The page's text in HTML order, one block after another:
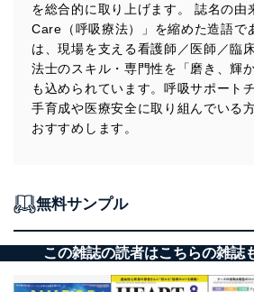
【連載＆お知らせ】
●Respica People
歩歩是道場
横浜市立市民病院 山口嘉一
●読者モニター大募集！
●投稿
訪問看護師による吹き戻しを用いた非監視下呼
訪問看護ステーション広畑こまつ 石田智恵子
第6回
新しいRSTへ
独立行政法人国立病院機構 大阪南医療センタ
●Report
第20回 日本クリティカルケア看護学会学術集会
第46回 日本呼吸療法医学会学術集会
を総合的に取り上げます。 誌名の
Care（呼吸療法）」を縮めた造語で
は、現場を支える看護師／医師／臨
法士のスキル・専門性を「磨き、輝
も込められています。呼吸サポート
手育成や医療安全に取り組んでいる
おすすめします。
無料サンプル
この雑誌の読者はこちらの雑誌